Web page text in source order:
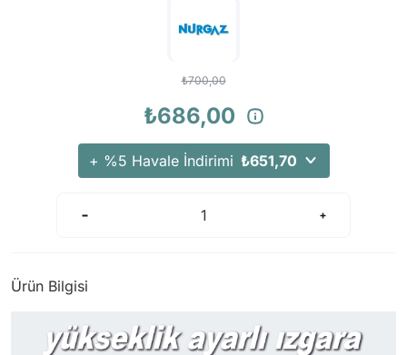
₺700,00
₺686,00
+ %5 Havale İndirimi ₺651,70
Ürün Bilgisi